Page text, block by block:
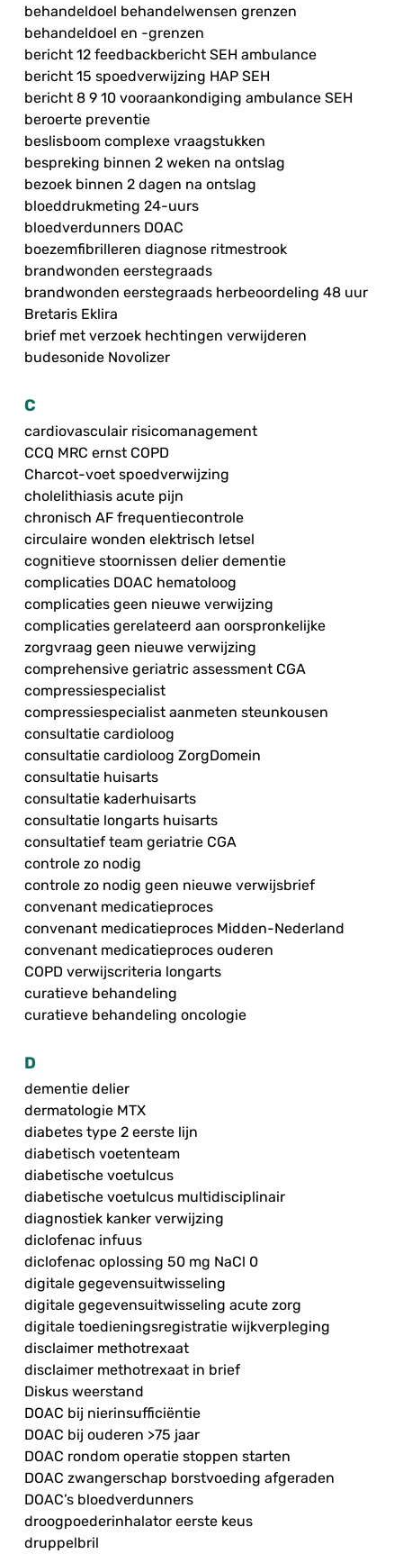
behandeldoel behandelwensen grenzen
behandeldoel en -grenzen
bericht 12 feedbackbericht SEH ambulance
bericht 15 spoedverwijzing HAP SEH
bericht 8 9 10 vooraankondiging ambulance SEH
beroerte preventie
beslisboom complexe vraagstukken
bespreking binnen 2 weken na ontslag
bezoek binnen 2 dagen na ontslag
bloeddrukmeting 24-uurs
bloedverdunners DOAC
boezemfibrilleren diagnose ritmestrook
brandwonden eerstegraads
brandwonden eerstegraads herbeoordeling 48 uur
Bretaris Eklira
brief met verzoek hechtingen verwijderen
budesonide Novolizer
C
cardiovasculair risicomanagement
CCQ MRC ernst COPD
Charcot-voet spoedverwijzing
cholelithiasis acute pijn
chronisch AF frequentiecontrole
circulaire wonden elektrisch letsel
cognitieve stoornissen delier dementie
complicaties DOAC hematoloog
complicaties geen nieuwe verwijzing
complicaties gerelateerd aan oorspronkelijke
zorgvraag geen nieuwe verwijzing
comprehensive geriatric assessment CGA
compressiespecialist
compressiespecialist aanmeten steunkousen
consultatie cardioloog
consultatie cardioloog ZorgDomein
consultatie huisarts
consultatie kaderhuisarts
consultatie longarts huisarts
consultatief team geriatrie CGA
controle zo nodig
controle zo nodig geen nieuwe verwijsbrief
convenant medicatieproces
convenant medicatieproces Midden-Nederland
convenant medicatieproces ouderen
COPD verwijscriteria longarts
curatieve behandeling
curatieve behandeling oncologie
D
dementie delier
dermatologie MTX
diabetes type 2 eerste lijn
diabetisch voetenteam
diabetische voetulcus
diabetische voetulcus multidisciplinair
diagnostiek kanker verwijzing
diclofenac infuus
diclofenac oplossing 50 mg NaCl 0
digitale gegevensuitwisseling
digitale gegevensuitwisseling acute zorg
digitale toedieningsregistratie wijkverpleging
disclaimer methotrexaat
disclaimer methotrexaat in brief
Diskus weerstand
DOAC bij nierinsufficiëntie
DOAC bij ouderen >75 jaar
DOAC rondom operatie stoppen starten
DOAC zwangerschap borstvoeding afgeraden
DOAC’s bloedverdunners
droogpoederinhalator eerste keus
druppelbril